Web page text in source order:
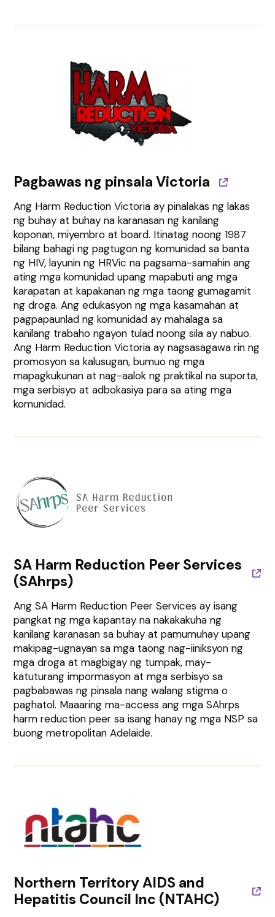
Pagbawas ng pinsala Victoria
Ang Harm Reduction Victoria ay pinalakas ng lakas
ng buhay at buhay na karanasan ng kanilang
koponan, miyembro at board. Itinatag noong 1987
bilang bahagi ng pagtugon ng komunidad sa banta
ng HIV, layunin ng HRVic na pagsama-samahin ang
ating mga komunidad upang mapabuti ang mga
karapatan at kapakanan ng mga taong gumagamit
ng droga. Ang edukasyon ng mga kasamahan at
pagpapaunlad ng komunidad ay mahalaga sa
kanilang trabaho ngayon tulad noong sila ay nabuo.
Ang Harm Reduction Victoria ay nagsasagawa rin ng
promosyon sa kalusugan, bumuo ng mga
mapagkukunan at nag-aalok ng praktikal na suporta,
mga serbisyo at adbokasiya para sa ating mga
komunidad.
SA Harm Reduction Peer Services
(SAhrps)
Ang SA Harm Reduction Peer Services ay isang
pangkat ng mga kapantay na nakakakuha ng
kanilang karanasan sa buhay at pamumuhay upang
makipag-ugnayan sa mga taong nag-iiniksyon ng
mga droga at magbigay ng tumpak, may-
katuturang impormasyon at mga serbisyo sa
pagbabawas ng pinsala nang walang stigma o
paghatol. Maaaring ma-access ang mga SAhrps
harm reduction peer sa isang hanay ng mga NSP sa
buong metropolitan Adelaide.
Northern Territory AIDS and
Hepatitis Council Inc (NTAHC)